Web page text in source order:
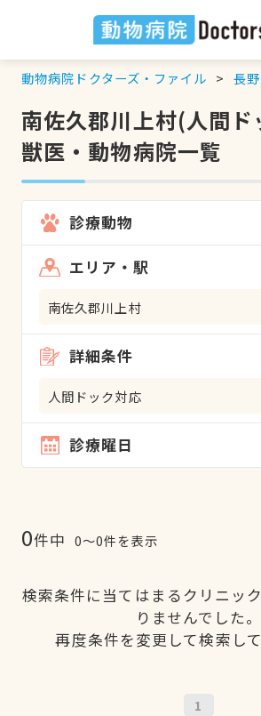
動物病院ドクターズ・ファイル 長
南佐久郡川上村(人間
獣医・動物病院一覧
診療動物
エリア・駅
南佐久郡川上村
詳細条件
人間ドック対応
診療曜日
0件中 0〜0件を表示
検索条件に当てはまるクリニッ
りませんでした。
再度条件を変更して検索して
1